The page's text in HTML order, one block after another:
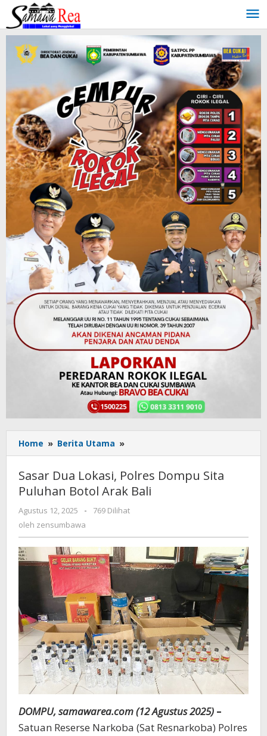
Lewati
konten
Home » Berita Utama »
Dua
Lokasi,
Polres
Dompu
Sita
Sasar Dua Lokasi, Polres Dompu Sita
Puluhan Botol Arak Bali
Agustus 12, 2025
oleh
zensumbawa
-
769 Dilihat
oleh zensumbawa
DOMPU, samawarea.com (12 Agustus 2025) –
Satuan Reserse Narkoba (Sat Resnarkoba) Polres